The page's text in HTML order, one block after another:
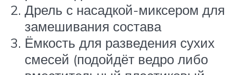
Дрель с насадкой-миксером для
замешивания состава
Ёмкость для разведения сухих
смесей (подойдёт ведро либо